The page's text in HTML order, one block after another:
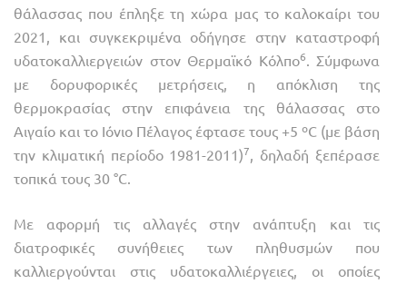
θάλασσας που έπληξε τη χώρα μας το καλοκαίρι του
2021, και συγκεκριμένα οδήγησε στην καταστροφή
υδατοκαλλιεργειών στον Θερμαϊκό Κόλπο6. Σύμφωνα
με δορυφορικές μετρήσεις, η απόκλιση της
θερμοκρασίας στην επιφάνεια της θάλασσας στο
Αιγαίο και το Ιόνιο Πέλαγος έφτασε τους +5 ºC (με βάση
την κλιματική περίοδο 1981-2011)7, δηλαδή ξεπέρασε
τοπικά τους 30 °C.
Με αφορμή τις αλλαγές στην ανάπτυξη και τις
διατροφικές συνήθειες των πληθυσμών που
καλλιεργούνται στις υδατοκαλλιέργειες, οι οποίες